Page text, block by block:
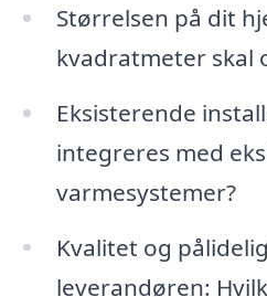
Størrelsen på dit
kvadratmeter skal
Eksisterende
integreres med
varmesystemer?
Kvalitet og
leverandøren: